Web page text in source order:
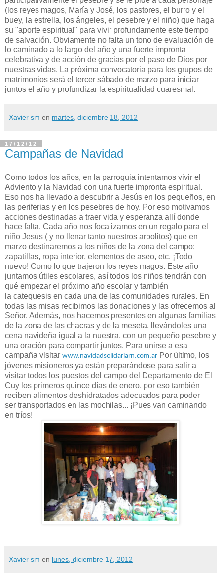
(los reyes magos, María y José, los pastores, el burro y el
buey, la estrella, los ángeles, el pesebre y el niño) que haga
su "aporte espiritual" para vivir profundamente este tiempo
de salvación. Obviamente no falta un tono de evaluación de
lo caminado a lo largo del año y una fuerte impronta
celebrativa y de acción de gracias por el paso de Dios por
nuestras vidas. La próxima convocatoria para los grupos de
matrimonios será el tercer sábado de marzo para iniciar
juntos el año y profundizar la espiritualidad cuaresmal.
Xavier sm en martes, diciembre 18, 2012
17/12/12
Campañas de Navidad
Como todos los años, en la parroquia intentamos vivir el
Adviento y la Navidad con una fuerte impronta espiritual.
Eso nos ha llevado a descubrir a Jesús en los pequeños, en
las periferias y en los pesebres de hoy. Por eso motivamos
acciones destinadas a traer vida y esperanza allí donde
hace falta. Cada año nos focalizamos en un regalo para el
niño Jesús ( y no llenar tanto nuestros arbolitos) que en
marzo destinaremos a los niños de la zona del campo:
zapatillas, ropa interior, elementos de aseo, etc. ¡Todo
nuevo! Como lo que trajeron los reyes magos. Este año
juntamos útiles escolares, así todos los niños tendrán con
qué empezar el próximo año escolar y también
la catequesis en cada una de las comunidades rurales. En
todas las misas recibimos las donaciones y las ofrecemos al
Señor. Además, nos hacemos presentes en algunas familias
de la zona de las chacras y de la meseta, llevándoles una
cena navideña igual a la nuestra, con un pequeño pesebre y
una oración para compartir juntos. Para unirse a esa
campaña visitar www.navidadsolidariarn.com.ar Por último, los
jóvenes misioneros ya están preparándose para salir a
visitar todos los puestos del campo del Departamento de El
Cuy los primeros quince días de enero, por eso también
reciben alimentos deshidratados adecuados para poder
ser transportados en las mochilas... ¡Pues van caminando
en tríos!
Xavier sm en lunes, diciembre 17, 2012